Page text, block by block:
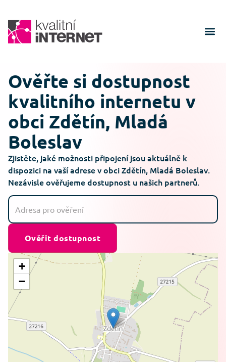
Ověřte si dostupnost
kvalitního internetu v
obci Zdětín, Mladá
Boleslav
Zjistěte, jaké možnosti připojení jsou aktuálně k
dispozici na vaší adrese v obci Zdětín, Mladá Boleslav.
Nezávisle ověřujeme dostupnost u našich partnerů.
Ověřit dostupnost
+
−